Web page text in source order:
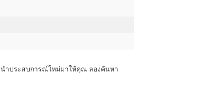
นําประสบการณ์ใหม่มาให้คุณ ลองค้นหา